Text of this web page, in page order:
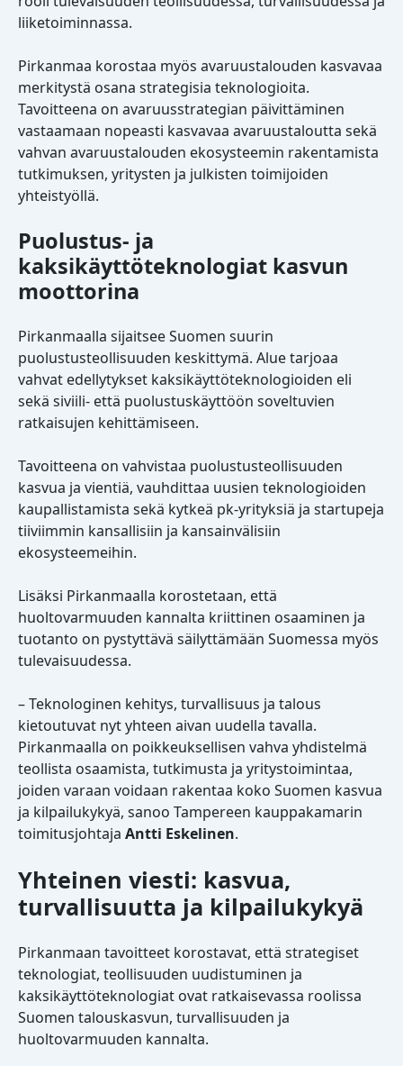
liiketoiminnassa.
Pirkanmaa korostaa myös avaruustalouden kasvavaa
merkitystä osana strategisia teknologioita.
Tavoitteena on avaruusstrategian päivittäminen
vastaamaan nopeasti kasvavaa avaruustaloutta sekä
vahvan avaruustalouden ekosysteemin rakentamista
tutkimuksen, yritysten ja julkisten toimijoiden
yhteistyöllä.
Puolustus- ja
kaksikäyttöteknologiat kasvun
moottorina
Pirkanmaalla sijaitsee Suomen suurin
puolustusteollisuuden keskittymä. Alue tarjoaa
vahvat edellytykset kaksikäyttöteknologioiden eli
sekä siviili- että puolustuskäyttöön soveltuvien
ratkaisujen kehittämiseen.
Tavoitteena on vahvistaa puolustusteollisuuden
kasvua ja vientiä, vauhdittaa uusien teknologioiden
kaupallistamista sekä kytkeä pk-yrityksiä ja startupeja
tiiviimmin kansallisiin ja kansainvälisiin
ekosysteemeihin.
Lisäksi Pirkanmaalla korostetaan, että
huoltovarmuuden kannalta kriittinen osaaminen ja
tuotanto on pystyttävä säilyttämään Suomessa myös
tulevaisuudessa.
– Teknologinen kehitys, turvallisuus ja talous
kietoutuvat nyt yhteen aivan uudella tavalla.
Pirkanmaalla on poikkeuksellisen vahva yhdistelmä
teollista osaamista, tutkimusta ja yritystoimintaa,
joiden varaan voidaan rakentaa koko Suomen kasvua
ja kilpailukykyä, sanoo Tampereen kauppakamarin
toimitusjohtaja Antti Eskelinen.
Yhteinen viesti: kasvua,
turvallisuutta ja kilpailukykyä
Pirkanmaan tavoitteet korostavat, että strategiset
teknologiat, teollisuuden uudistuminen ja
kaksikäyttöteknologiat ovat ratkaisevassa roolissa
Suomen talouskasvun, turvallisuuden ja
huoltovarmuuden kannalta.